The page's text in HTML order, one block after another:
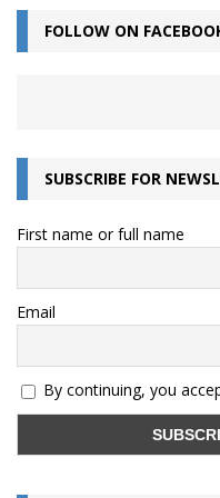
FOLLOW ON
SUBSCRIBE FOR
First name or full name
Email
By continuing, you